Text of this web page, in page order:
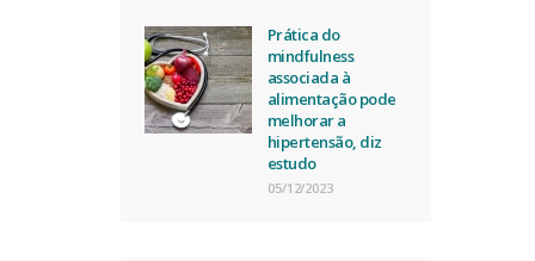
Prática do
mindfulness
associada à
alimentação pode
melhorar a
hipertensão, diz
estudo
05/12/2023